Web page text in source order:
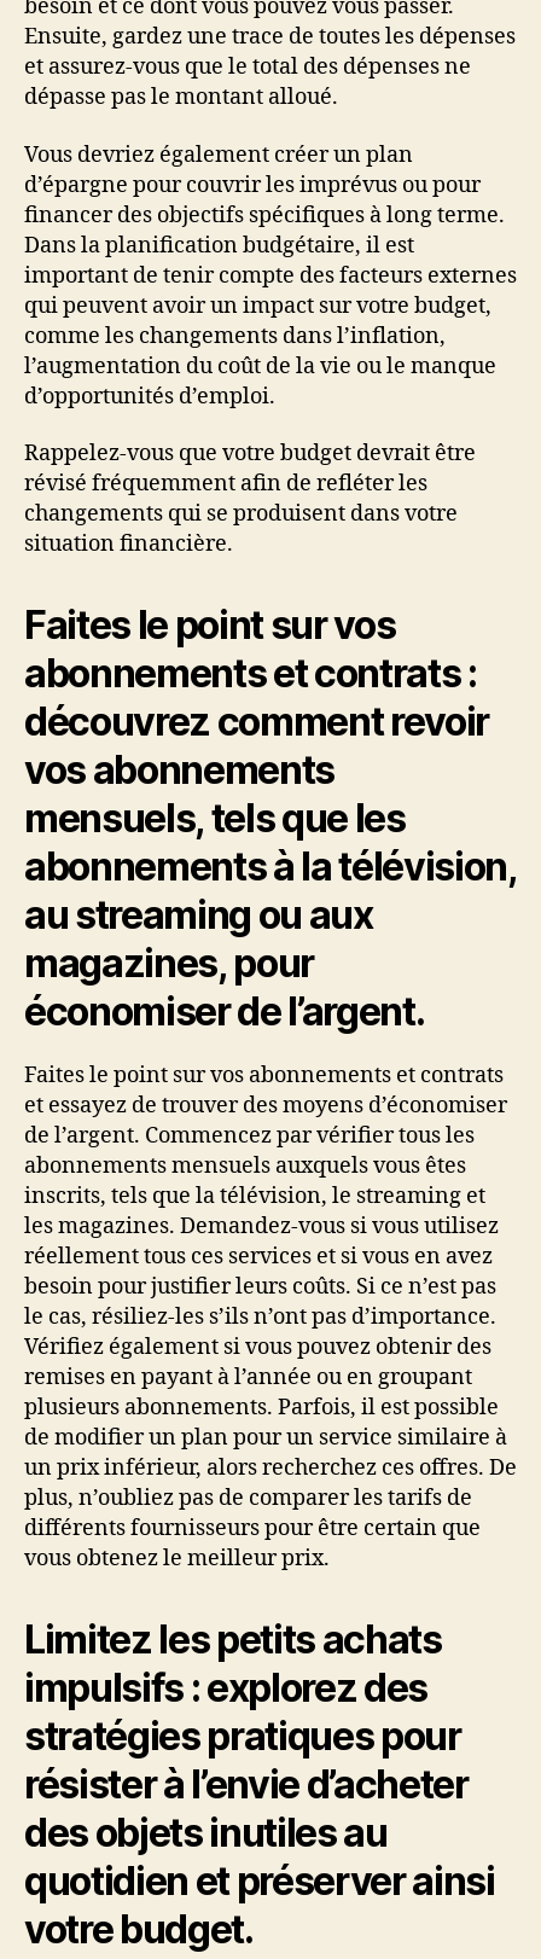
besoin et ce dont vous pouvez vous passer.
Ensuite, gardez une trace de toutes les dépenses
et assurez-vous que le total des dépenses ne
dépasse pas le montant alloué.
Vous devriez également créer un plan
d’épargne pour couvrir les imprévus ou pour
financer des objectifs spécifiques à long terme.
Dans la planification budgétaire, il est
important de tenir compte des facteurs externes
qui peuvent avoir un impact sur votre budget,
comme les changements dans l’inflation,
l’augmentation du coût de la vie ou le manque
d’opportunités d’emploi.
Rappelez-vous que votre budget devrait être
révisé fréquemment afin de refléter les
changements qui se produisent dans votre
situation financière.
Faites le point sur vos
abonnements et contrats :
découvrez comment revoir
vos abonnements
mensuels, tels que les
abonnements à la télévision,
au streaming ou aux
magazines, pour
économiser de l’argent.
Faites le point sur vos abonnements et contrats
et essayez de trouver des moyens d’économiser
de l’argent. Commencez par vérifier tous les
abonnements mensuels auxquels vous êtes
inscrits, tels que la télévision, le streaming et
les magazines. Demandez-vous si vous utilisez
réellement tous ces services et si vous en avez
besoin pour justifier leurs coûts. Si ce n’est pas
le cas, résiliez-les s’ils n’ont pas d’importance.
Vérifiez également si vous pouvez obtenir des
remises en payant à l’année ou en groupant
plusieurs abonnements. Parfois, il est possible
de modifier un plan pour un service similaire à
un prix inférieur, alors recherchez ces offres. De
plus, n’oubliez pas de comparer les tarifs de
différents fournisseurs pour être certain que
vous obtenez le meilleur prix.
Limitez les petits achats
impulsifs : explorez des
stratégies pratiques pour
résister à l’envie d’acheter
des objets inutiles au
quotidien et préserver ainsi
votre budget.